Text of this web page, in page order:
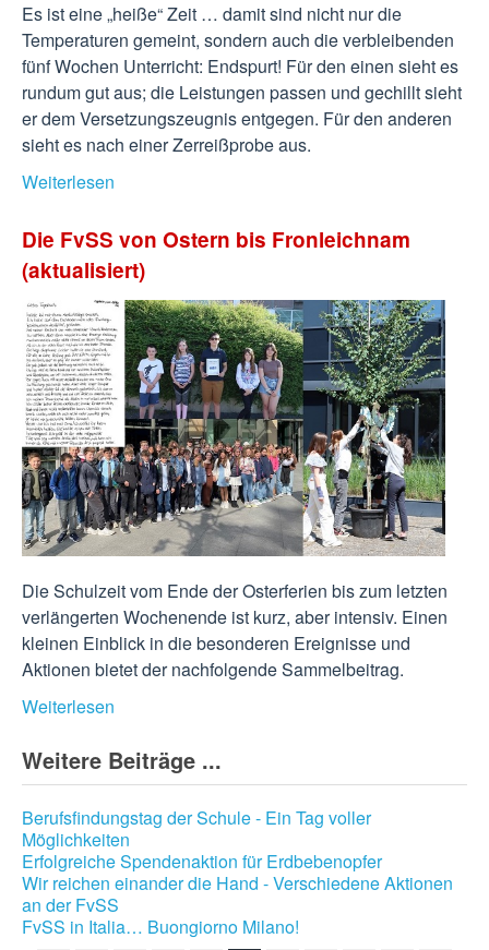
Es ist eine „heiße“ Zeit … damit sind nicht nur die
Temperaturen gemeint, sondern auch die verbleibenden
fünf Wochen Unterricht: Endspurt! Für den einen sieht es
rundum gut aus; die Leistungen passen und gechillt sieht
er dem Versetzungszeugnis entgegen. Für den anderen
sieht es nach einer Zerreißprobe aus.
Weiterlesen
Die FvSS von Ostern bis Fronleichnam
(aktualisiert)
Die Schulzeit vom Ende der Osterferien bis zum letzten
verlängerten Wochenende ist kurz, aber intensiv. Einen
kleinen Einblick in die besonderen Ereignisse und
Aktionen bietet der nachfolgende Sammelbeitrag.
Weiterlesen
Weitere Beiträge ...
Berufsfindungstag der Schule - Ein Tag voller
Möglichkeiten
Erfolgreiche Spendenaktion für Erdbebenopfer
Wir reichen einander die Hand - Verschiedene Aktionen
an der FvSS
FvSS in Italia… Buongiorno Milano!